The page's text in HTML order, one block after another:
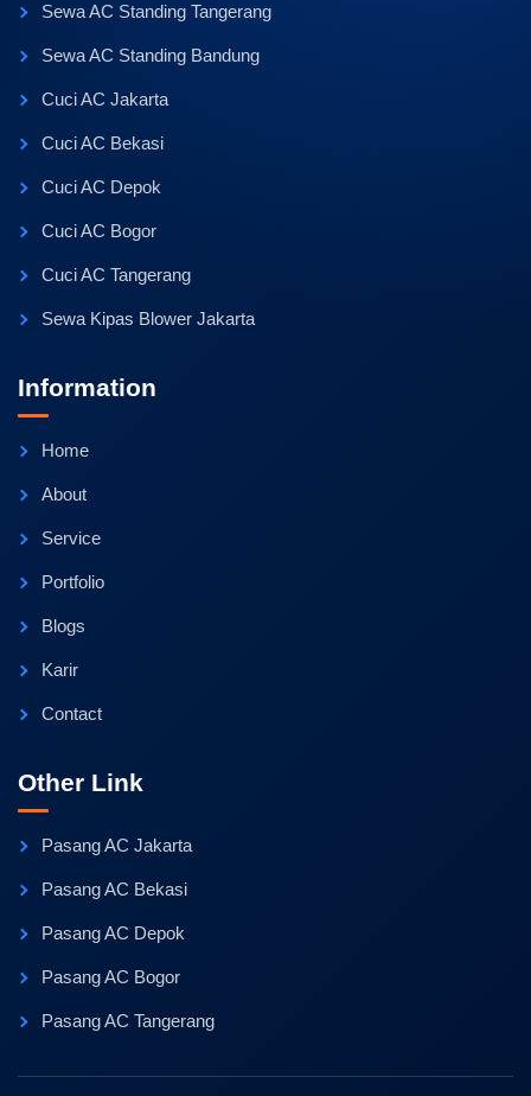
Sewa AC Standing Tangerang
Sewa AC Standing Bandung
Cuci AC Jakarta
Cuci AC Bekasi
Cuci AC Depok
Cuci AC Bogor
Cuci AC Tangerang
Sewa Kipas Blower Jakarta
Information
Home
About
Service
Portfolio
Blogs
Karir
Contact
Other Link
Pasang AC Jakarta
Pasang AC Bekasi
Pasang AC Depok
Pasang AC Bogor
Pasang AC Tangerang